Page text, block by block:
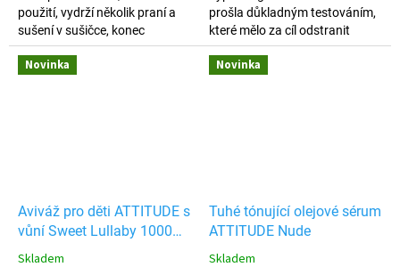
použití, vydrží několik praní a
sušení v sušičce, konec
ztrátám věcí, výroba dle vašich
požadavků.
prošla důkladným testováním,
které mělo za cíl odstranit
běžné alergeny ze složení
produktu. Tím bylo zajištěno,
Novinka
Aviváž pro děti ATTITUDE s
vůní Sweet Lullaby 1000
ml
Skladem
Novinka
Tuhé tónující olejové sérum
ATTITUDE Nude
Skladem